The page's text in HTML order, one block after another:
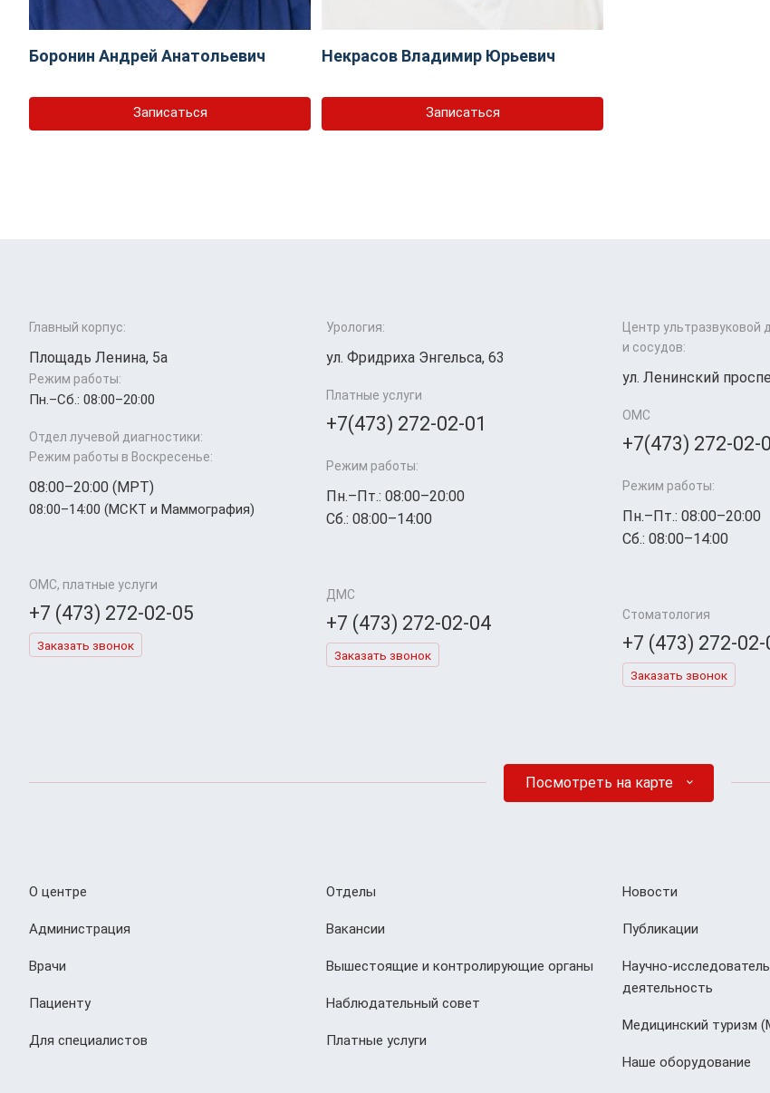
Боронин Андрей Анатольевич
Записаться
Некрасов Владимир Юрьевич
Записаться
Главный корпус:
Площадь Ленина, 5а
Режим работы:
Пн.–Cб.: 08:00–20:00
Отдел лучевой диагностики:
Режим работы в Воскресенье:
08:00–20:00 (МРТ)
08:00–14:00 (МСКТ и Маммография)
ОМС, платные услуги
+7 (473) 272-02-05
Заказать звонок
Урология:
ул. Фридриха Энгельса, 63
Платные услуги
+7(473) 272-02-01
Режим работы:
Пн.–Пт.: 08:00–20:00
Сб.: 08:00–14:00
ДМС
+7 (473) 272-02-04
Заказать звонок
Центр ультразвуковой
и сосудов:
ул. Ленинский
ОМС
+7(473) 272-02-
Режим работы:
Пн.–Пт.: 08:00–20:00
Сб.: 08:00–14:00
Стоматология
+7 (473) 272-02-
Заказать звонок
Посмотреть на карте
О центре
Администрация
Врачи
Пациенту
Для специалистов
Отделы
Вакансии
Вышестоящие и контролирующие органы
Наблюдательный совет
Платные услуги
Новости
Публикации
Научно-
деятельность
Медицинский туризм
Наше оборудование